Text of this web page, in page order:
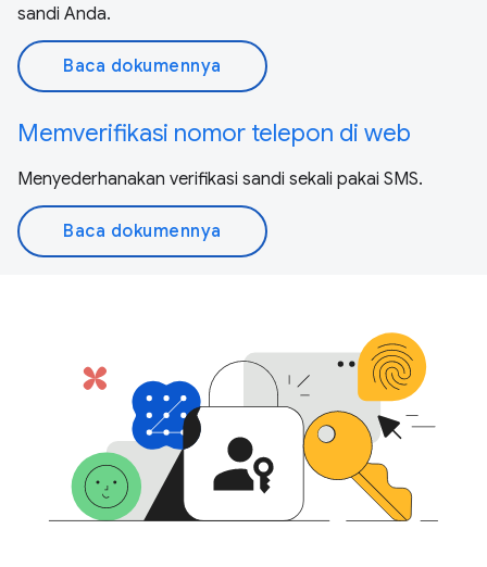
sandi Anda.
Baca dokumennya
Memverifikasi nomor telepon di web
Menyederhanakan verifikasi sandi sekali pakai SMS.
Baca dokumennya